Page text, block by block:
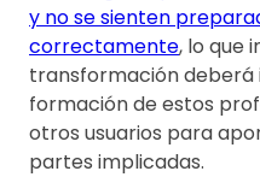
y no se sienten
correctamente, lo que
transformación deberá
formación de estos
otros usuarios para
partes implicadas.